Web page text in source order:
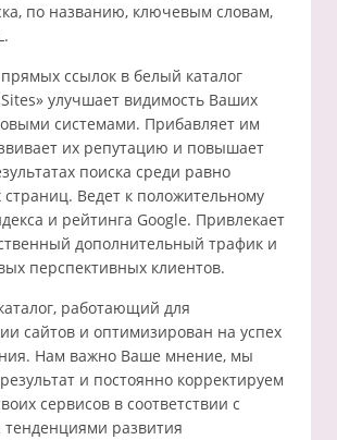
по названию, ключевым словам,
ссылок в белый каталог
улучшает видимость Ваших
системами. Прибавляет им
их репутацию и повышает
поиска среди равно
Ведет к положительному
и рейтинга Google. Привлекает
дополнительный трафик и
перспективных клиентов.
работающий для
сайтов и оптимизирован на успех
Нам важно Ваше мнение, мы
и постоянно корректируем
сервисов в соответствии с
развития